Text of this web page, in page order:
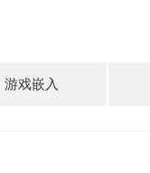
游戏嵌入